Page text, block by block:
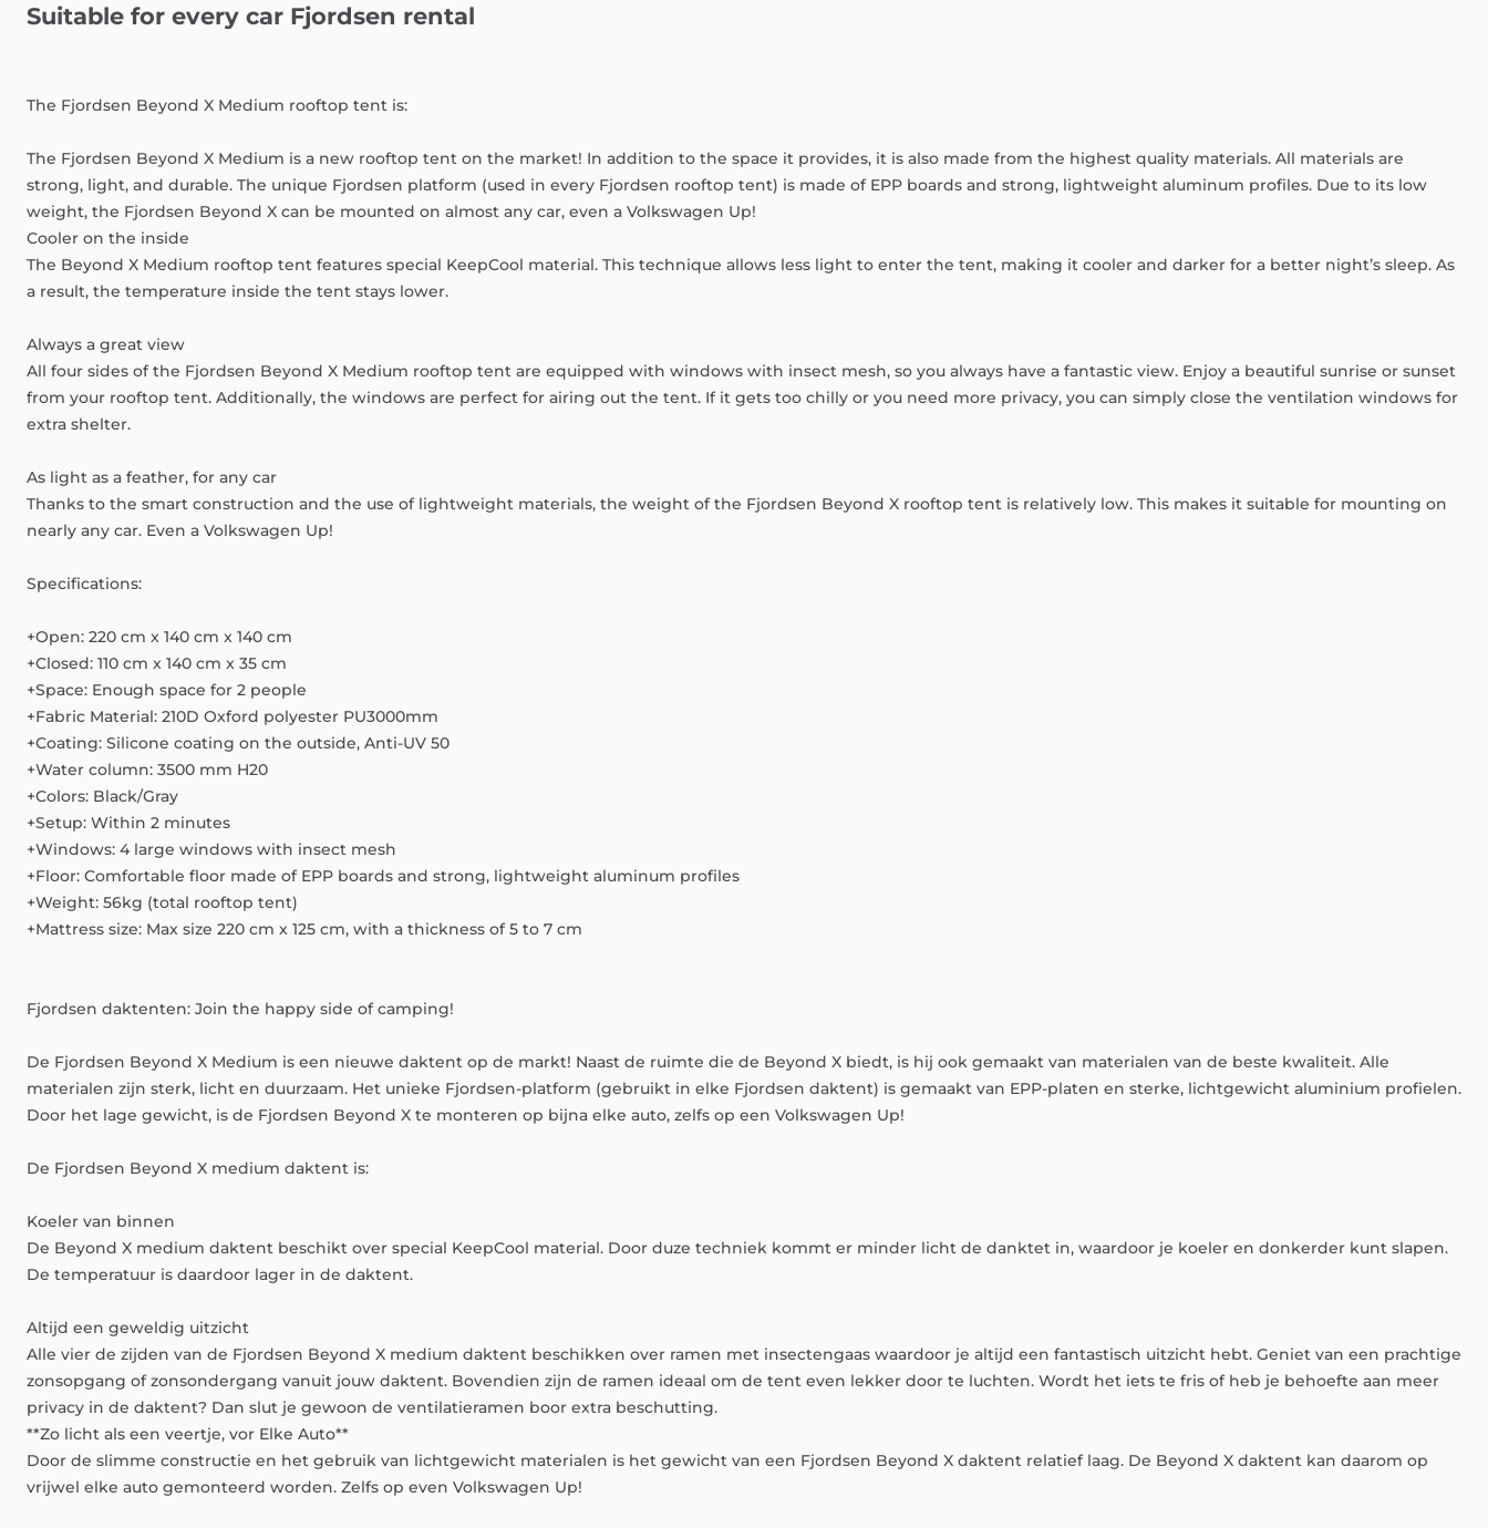
Suitable for every car Fjordsen rental
The Fjordsen Beyond X Medium rooftop tent is:
The Fjordsen Beyond X Medium is a new rooftop tent on the market! In addition to the space it provides, it is also made from the highest quality materials. All materials are
strong, light, and durable. The unique Fjordsen platform (used in every Fjordsen rooftop tent) is made of EPP boards and strong, lightweight aluminum profiles. Due to its low
weight, the Fjordsen Beyond X can be mounted on almost any car, even a Volkswagen Up!
Cooler on the inside
The Beyond X Medium rooftop tent features special KeepCool material. This technique allows less light to enter the tent, making it cooler and darker for a better night’s sleep. As
a result, the temperature inside the tent stays lower.
Always a great view
All four sides of the Fjordsen Beyond X Medium rooftop tent are equipped with windows with insect mesh, so you always have a fantastic view. Enjoy a beautiful sunrise or sunset
from your rooftop tent. Additionally, the windows are perfect for airing out the tent. If it gets too chilly or you need more privacy, you can simply close the ventilation windows for
extra shelter.
As light as a feather, for any car
Thanks to the smart construction and the use of lightweight materials, the weight of the Fjordsen Beyond X rooftop tent is relatively low. This makes it suitable for mounting on
nearly any car. Even a Volkswagen Up!
Specifications:
+Open: 220 cm x 140 cm x 140 cm
+Closed: 110 cm x 140 cm x 35 cm
+Space: Enough space for 2 people
+Fabric Material: 210D Oxford polyester PU3000mm
+Coating: Silicone coating on the outside, Anti-UV 50
+Water column: 3500 mm H20
+Colors: Black​/​Gray
+Setup: Within 2 minutes
+Windows: 4 large windows with insect mesh
+Floor: Comfortable floor made of EPP boards and strong, lightweight aluminum profiles
+Weight: 56kg (total rooftop tent)
+Mattress size: Max size 220 cm x 125 cm, with a thickness of 5 to 7 cm
Fjordsen daktenten: Join the happy side of camping!
De Fjordsen Beyond X Medium is een nieuwe daktent op de markt! Naast de ruimte die de Beyond X biedt, is hij ook gemaakt van materialen van de beste kwaliteit. Alle
materialen zijn sterk, licht en duurzaam. Het unieke Fjordsen-platform (gebruikt in elke Fjordsen daktent) is gemaakt van EPP-platen en sterke, lichtgewicht aluminium profielen.
Door het lage gewicht, is de Fjordsen Beyond X te monteren op bijna elke auto, zelfs op een Volkswagen Up!
De Fjordsen Beyond X medium daktent is:
Koeler van binnen
De Beyond X medium daktent beschikt over special KeepCool material. Door duze techniek kommt er minder licht de danktet in, waardoor je koeler en donkerder kunt slapen.
De temperatuur is daardoor lager in de daktent.
Altijd een geweldig uitzicht
Alle vier de zijden van de Fjordsen Beyond X medium daktent beschikken over ramen met insectengaas waardoor je altijd een fantastisch uitzicht hebt. Geniet van een prachtige
zonsopgang of zonsondergang vanuit jouw daktent. Bovendien zijn de ramen ideaal om de tent even lekker door te luchten. Wordt het iets te fris of heb je behoefte aan meer
privacy in de daktent? Dan slut je gewoon de ventilatieramen boor extra beschutting.
**Zo licht als een veertje, vor Elke Auto**
Door de slimme constructie en het gebruik van lichtgewicht materialen is het gewicht van een Fjordsen Beyond X daktent relatief laag. De Beyond X daktent kan daarom op
vrijwel elke auto gemonteerd worden. Zelfs op even Volkswagen Up!